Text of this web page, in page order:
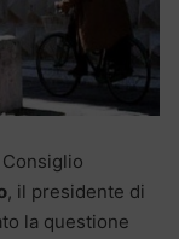
, il presidente di
la questione